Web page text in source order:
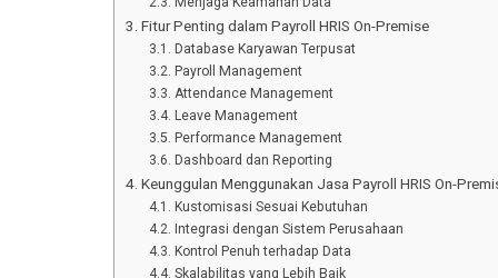
Fitur Penting dalam Payroll HRIS On-Premise
Database Karyawan Terpusat
Payroll Management
Attendance Management
Leave Management
Performance Management
Dashboard dan Reporting
Keunggulan Menggunakan Jasa Payroll HRIS On-
Kustomisasi Sesuai Kebutuhan
Integrasi dengan Sistem Perusahaan
Kontrol Penuh terhadap Data
Skalabilitas yang Lebih Baik